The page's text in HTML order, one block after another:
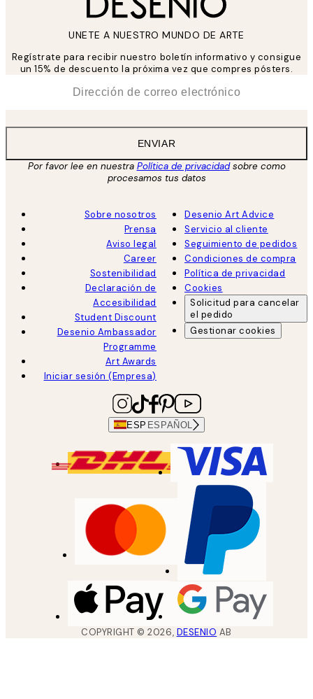
UNETE A NUESTRO MUNDO DE ARTE
Regístrate para recibir nuestro boletín informativo y consigue
un 15% de descuento la próxima vez que compres pósters.
ENVIAR
Por favor lee en nuestra Política de privacidadsobre como
procesamos tus datos
Sobre nosotros
Prensa
Aviso legal
Career
Sostenibilidad
Declaración de
Accesibilidad
Student Discount
Desenio Ambassador
Programme
Art Awards
Iniciar sesión (Empresa)
Desenio Art Advice
Servicio al cliente
Seguimiento de pedidos
Condiciones de compra
Política de privacidad
Cookies
Solicitud para cancelar
el pedido
Gestionar cookies
ESP ESPAÑOL
COPYRIGHT ©2026, DESENIO AB